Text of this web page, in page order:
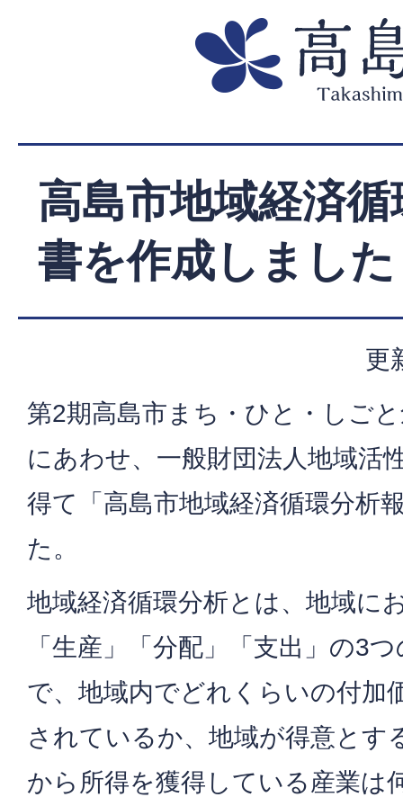
高島市地域経済
書を作成しました
更
第2期高島市まち・ひと・しご
にあわせ、一般財団法人地域活
得て「高島市地域経済循環分析
た。
地域経済循環分析とは、地域に
「生産」「分配」「支出」の3
で、地域内でどれくらいの付加
されているか、地域が得意とす
から所得を獲得している産業は